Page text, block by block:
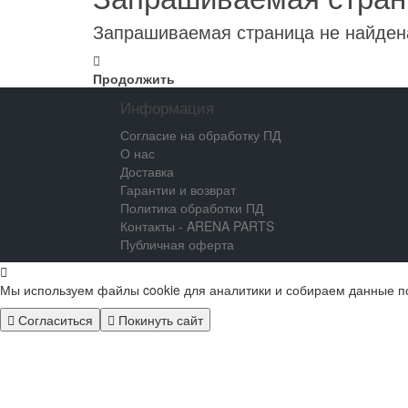
Запрашиваемая страница не
Продолжить
Информация
Согласие на обработку ПД
О нас
Доставка
Гарантии и возврат
Политика обработки ПД
Контакты - ARENA PARTS
Публичная оферта
Мы используем файлы cookie для аналитики и собираем данные
Согласиться
Покинуть сайт